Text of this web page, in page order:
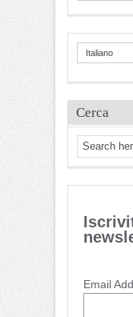
Italiano
Cerca
Email